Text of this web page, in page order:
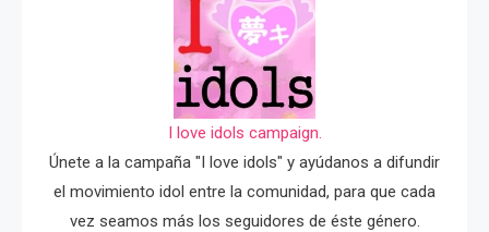
I love idols campaign.
Únete a la campaña "I love idols" y ayúdanos a difundir
el movimiento idol entre la comunidad, para que cada
vez seamos más los seguidores de éste género.